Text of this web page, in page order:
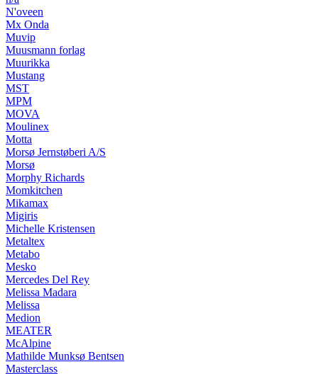
N'oveen
Mx Onda
Muvip
Muusmann forlag
Muurikka
Mustang
MST
MPM
MOVA
Moulinex
Motta
Morsø Jernstøberi A/S
Morsø
Morphy Richards
Momkitchen
Mikamax
Migiris
Michelle Kristensen
Metaltex
Metabo
Mesko
Mercedes Del Rey
Melissa Madara
Melissa
Medion
MEATER
McAlpine
Mathilde Munksø Bentsen
Masterclass